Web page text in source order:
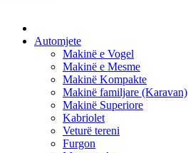
Automjete
Makinë e Vogel
Makinë e Mesme
Makinë Kompakte
Makinë familjare (Karavan)
Makinë Superiore
Kabriolet
Veturë tereni
Furgon